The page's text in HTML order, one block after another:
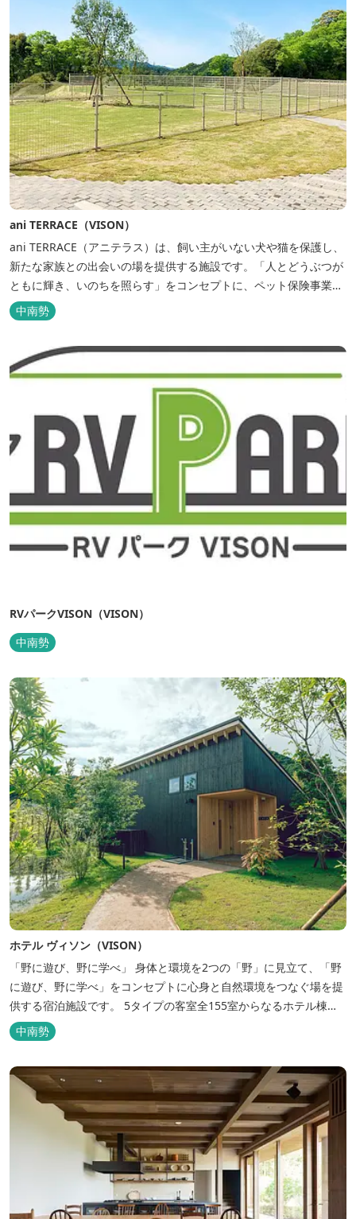
ani TERRACE（VISON）
ani TERRACE（アニテラス）は、飼い主がいない犬や猫を保護し、
新たな家族との出会いの場を提供する施設です。「人とどうぶつが
ともに輝き、いのちを照らす」をコンセプトに、ペット保険事業を
行うアニコムグループが運営します。また、本施設では、飼い主様
と一緒にVISONへ訪れたペットを一時的にお預かりするペットホテ
中南勢
RVパークVISON（VISON）
中南勢
ホテル ヴィソン（VISON）
「野に遊び、野に学べ」 身体と環境を2つの「野」に見立て、「野
に遊び、野に学べ」をコンセプトに心身と自然環境をつなぐ場を提
供する宿泊施設です。 5タイプの客室全155室からなるホテル棟
と、プライベートな滞在が楽しめる一棟独立型のヴィラ6棟がござ
います。
中南勢